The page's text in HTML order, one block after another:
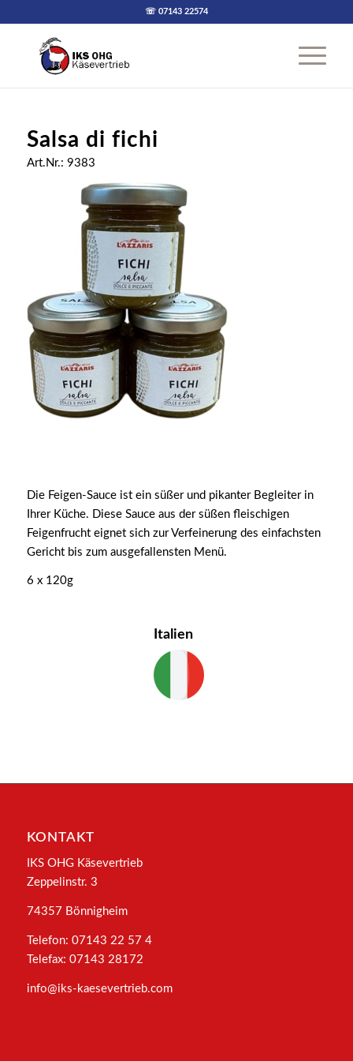
☏ 07143 22574
Salsa di fichi
Art.Nr.: 9383
Die Feigen-Sauce ist ein süßer und pikanter Begleiter in
Ihrer Küche. Diese Sauce aus der süßen fleischigen
Feigenfrucht eignet sich zur Verfeinerung des einfachsten
Gericht bis zum ausgefallensten Menü.
6 x 120g
Italien
KONTAKT
IKS OHG Käsevertrieb
Zeppelinstr. 3
74357 Bönnigheim
Telefon: 07143 22 57 4
Telefax: 07143 28172
info@iks-kaesevertrieb.com